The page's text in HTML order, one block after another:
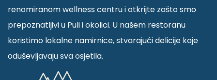
renomiranom wellness centru i otkrijte zašto smo
prepoznatljivi u Puli i okolici. U našem restoranu
koristimo lokalne namirnice, stvarajući delicije koje
oduševljavaju sva osjetila.